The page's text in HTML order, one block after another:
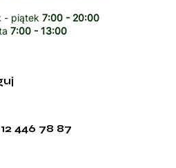
- piątek 7:00 - 20:00
7:00 - 13:00
12 446 78 87